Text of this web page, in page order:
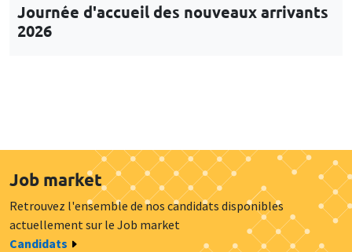
Journée d'accueil des nouveaux arrivants
2026
Job market
Retrouvez l'ensemble de nos candidats disponibles
actuellement sur le Job market
Candidats